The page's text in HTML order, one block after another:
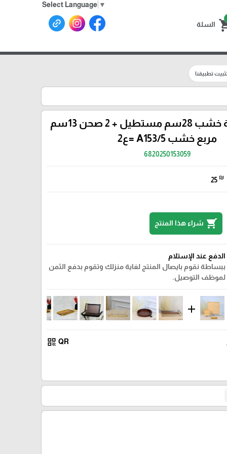
Select Language ▼
السلة
تطبيقنا
طقم /3 صينية خشب 28سم مستطيل + 2 صحن 13سم
مربع خشب A153/5 =ع2
6820250153059
25 ₪
shopping_cart شراء هذا المنتج
الدفع عند الإستلام
ببساطة نقوم بايصال المنتج لغاية منزلك وتقوم بدفع الثمن
لموظف التوصيل.
add
QR
qr_code